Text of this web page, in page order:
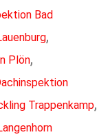
Bad
,
Plön,
Trappenkamp,